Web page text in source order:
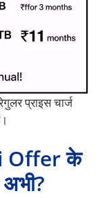
प्राइस चार्ज
Offer के